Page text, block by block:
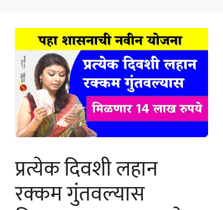
प्रत्येक दिवशी लहान
रक्कम गुंतवल्यास